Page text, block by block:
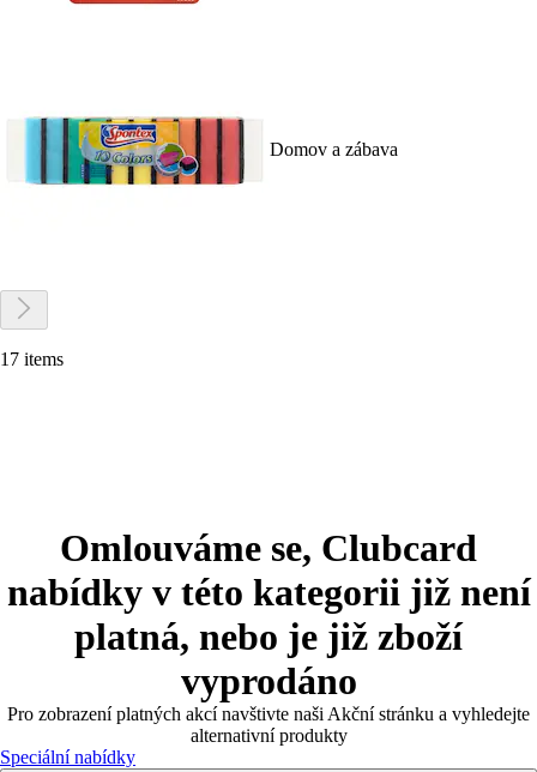
Domov a zábava
17 items
Omlouváme se, Clubcard
nabídky v této kategorii již není
platná, nebo je již zboží
vyprodáno
Pro zobrazení platných akcí navštivte naši Akční stránku a vyhledejte
alternativní produkty
Speciální nabídky